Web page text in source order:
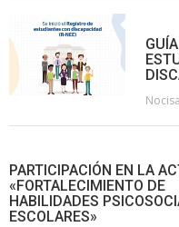
PARTICIPACIÓN EN LA
«FORTALECIMIENTO DE
HABILIDADES
ESCOLARES»